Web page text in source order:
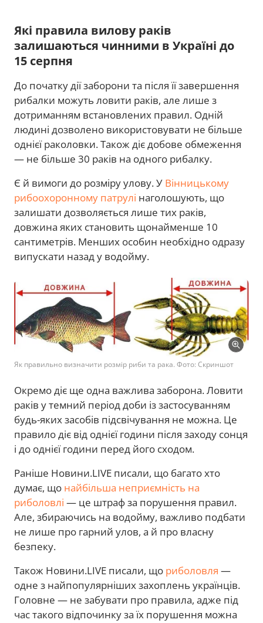
Які правила вилову раків
залишаються чинними в Україні до
15 серпня
До початку дії заборони та після її завершення
рибалки можуть ловити раків, але лише з
дотриманням встановлених правил. Одній
людині дозволено використовувати не більше
однієї раколовки. Також діє добове обмеження
— не більше 30 раків на одного рибалку.
Є й вимоги до розміру улову. У Вінницькому
рибоохоронному патрулі наголошують, що
залишати дозволяється лише тих раків,
довжина яких становить щонайменше 10
сантиметрів. Менших особин необхідно одразу
випускати назад у водойму.
Як правильно визначити розмір риби та рака. Фото: Скриншот
Окремо діє ще одна важлива заборона. Ловити
раків у темний період доби із застосуванням
будь-яких засобів підсвічування не можна. Це
правило діє від однієї години після заходу сонця
і до однієї години перед його сходом.
Раніше Новини.LIVE писали, що багато хто
думає, що найбільша неприємність на
риболовлі — це штраф за порушення правил.
Але, збираючись на водойму, важливо подбати
не лише про гарний улов, а й про власну
безпеку.
Також Новини.LIVE писали, що риболовля —
одне з найпопулярніших захоплень українців.
Головне — не забувати про правила, адже під
час такого відпочинку за їх порушення можна